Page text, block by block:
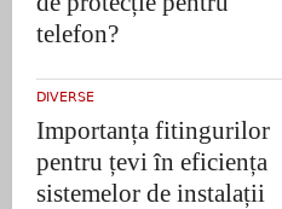
telefon?
DIVERSE
Importanța fitingurilor
pentru țevi în eficiența
sistemelor de instalații